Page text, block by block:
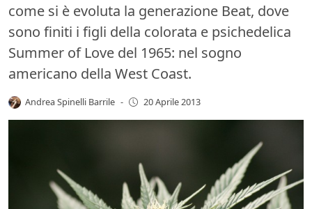
come si è evoluta la generazione Beat, dove
sono finiti i figli della colorata e psichedelica
Summer of Love del 1965: nel sogno
americano della West Coast.
Andrea Spinelli Barrile - 20 Aprile 2013